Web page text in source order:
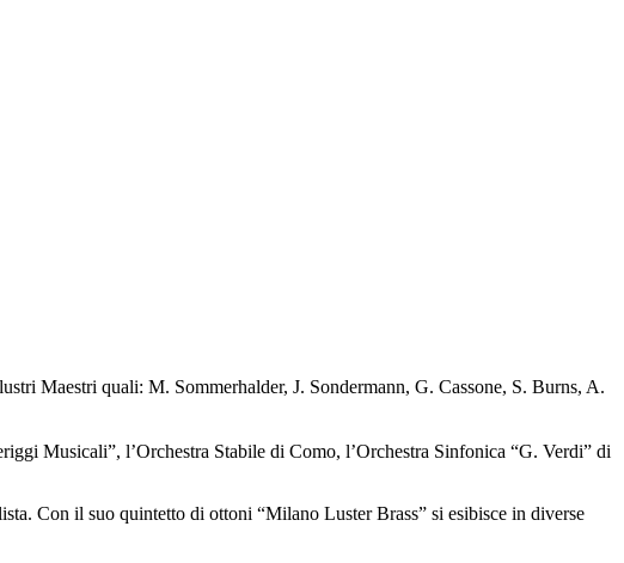
Maestri quali: M. Sommerhalder, J. Sondermann, G. Cassone, S. Burns, A.
Musicali”, l’Orchestra Stabile di Como, l’Orchestra Sinfonica “G. Verdi” di
Con il suo quintetto di ottoni “Milano Luster Brass” si esibisce in diverse